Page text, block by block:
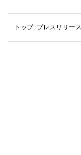
トップ プレスリリース